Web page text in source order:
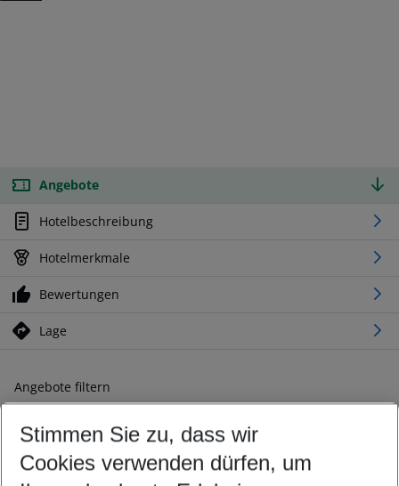
Angebote
Hotelbeschreibung
Hotelmerkmale
Bewertungen
Lage
Angebote filtern
Ändern Sie Ihre Kriterien nach Ihren Wünschen
Abflughafen wählen
Beliebiger Abflughafen
Stimmen Sie zu, dass wir
Cookies verwenden dürfen, um